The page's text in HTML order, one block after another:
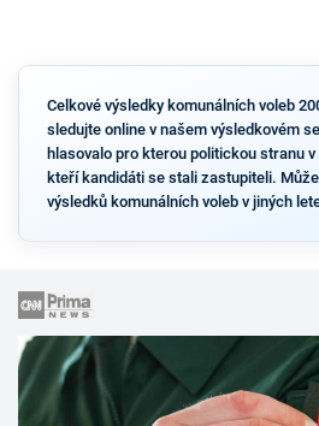
Celkové výsledky komunálních voleb
sledujte online v našem výsledkovém
hlasovalo pro kterou politickou stranu
kteří kandidáti se stali zastupiteli.
výsledků komunálních voleb v jiných